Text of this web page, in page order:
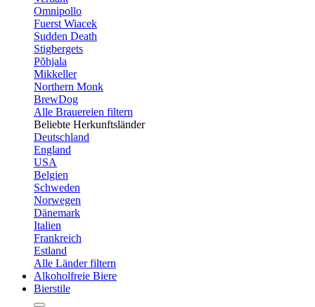
Omnipollo
Fuerst Wiacek
Sudden Death
Stigbergets
Põhjala
Mikkeller
Northern Monk
BrewDog
Alle Brauereien filtern
Beliebte Herkunftsländer
Deutschland
England
USA
Belgien
Schweden
Norwegen
Dänemark
Italien
Frankreich
Estland
Alle Länder filtern
Alkoholfreie Biere
Bierstile